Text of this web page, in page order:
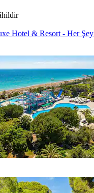
Hotel & Resort - Her